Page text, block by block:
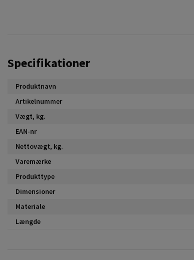
Specifikationer
Produktnavn
Artikelnummer
Vægt, kg.
EAN-nr
Nettovægt, kg.
Varemærke
Produkttype
Dimensioner
Materiale
Længde